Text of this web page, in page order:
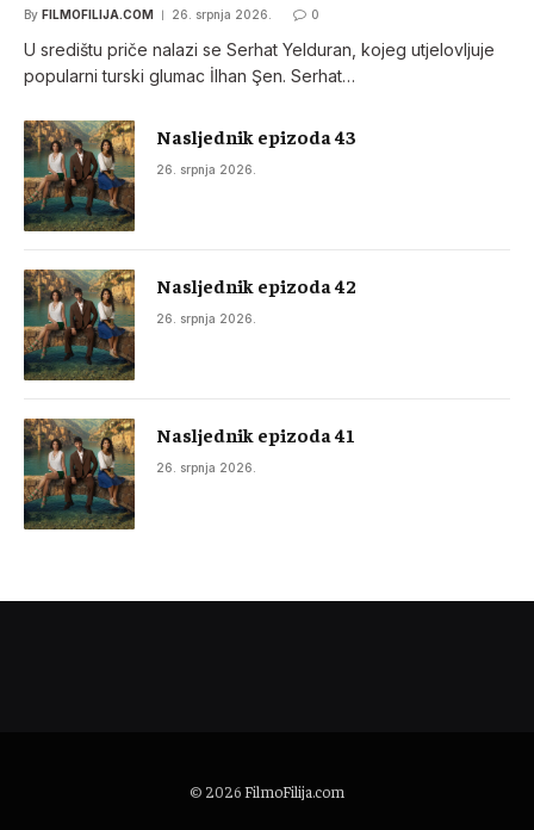
By FILMOFILIJA.COM 26. srpnja 2026. 0
U središtu priče nalazi se Serhat Yelduran, kojeg utjelovljuje
popularni turski glumac İlhan Şen. Serhat…
Nasljednik epizoda 43
26. srpnja 2026.
Nasljednik epizoda 42
26. srpnja 2026.
Nasljednik epizoda 41
26. srpnja 2026.
© 2026FilmoFilija.com